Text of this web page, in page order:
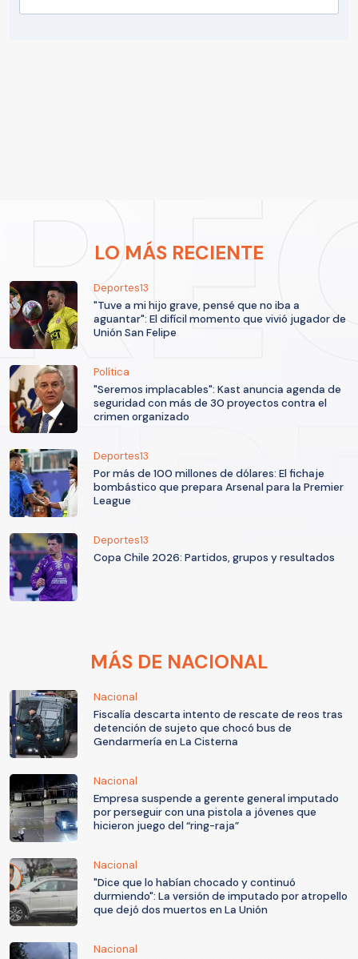
LO MÁS RECIENTE
Deportes13
"Tuve a mi hijo grave, pensé que no iba a
aguantar": El difícil momento que vivió jugador de
Unión San Felipe
Política
"Seremos implacables": Kast anuncia agenda de
seguridad con más de 30 proyectos contra el
crimen organizado
Deportes13
Por más de 100 millones de dólares: El fichaje
bombástico que prepara Arsenal para la Premier
League
Deportes13
Copa Chile 2026: Partidos, grupos y resultados
MÁS DE NACIONAL
Nacional
Fiscalía descarta intento de rescate de reos tras
detención de sujeto que chocó bus de
Gendarmería en La Cisterna
Nacional
Empresa suspende a gerente general imputado
por perseguir con una pistola a jóvenes que
hicieron juego del “ring-raja”
Nacional
"Dice que lo habían chocado y continuó
durmiendo": La versión de imputado por atropello
que dejó dos muertos en La Unión
Nacional